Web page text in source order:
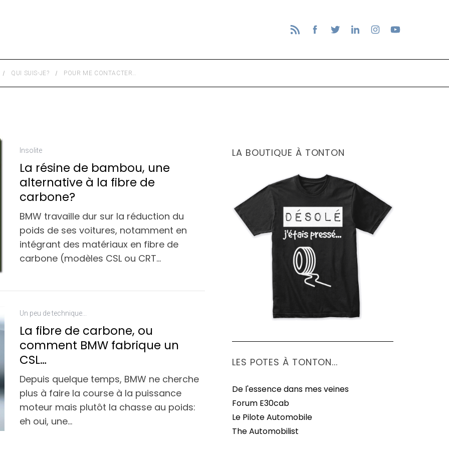
QUI SUIS-JE? POUR ME CONTACTER…
Insolite
La résine de bambou, une
alternative à la fibre de
carbone?
BMW travaille dur sur la réduction du
poids de ses voitures, notamment en
intégrant des matériaux en fibre de
carbone (modèles CSL ou CRT…
Un peu de technique...
La fibre de carbone, ou
comment BMW fabrique un
CSL…
Depuis quelque temps, BMW ne cherche
plus à faire la course à la puissance
moteur mais plutôt la chasse au poids:
eh oui, une…
LA BOUTIQUE À TONTON
LES POTES À TONTON...
De l'essence dans mes veines
Forum E30cab
Le Pilote Automobile
The Automobilist